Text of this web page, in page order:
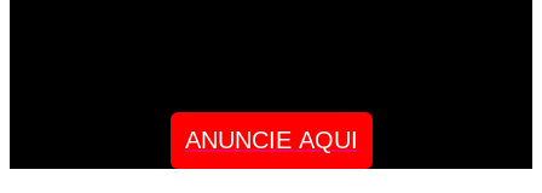
ANUNCIE AQUI